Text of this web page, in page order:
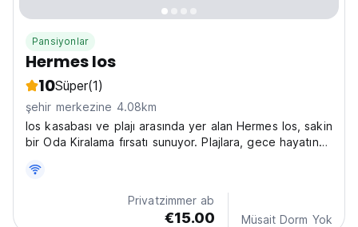
Pansiyonlar
Hermes Ios
10Süper(1)
şehir merkezine 4.08km
Ios kasabası ve plajı arasında yer alan Hermes Ios, sakin
bir Oda Kiralama fırsatı sunuyor. Plajlara, gece hayatına,
(Auto-translated from original language)
Privatzimmer ab
€15.00 Müsait Dorm Yok